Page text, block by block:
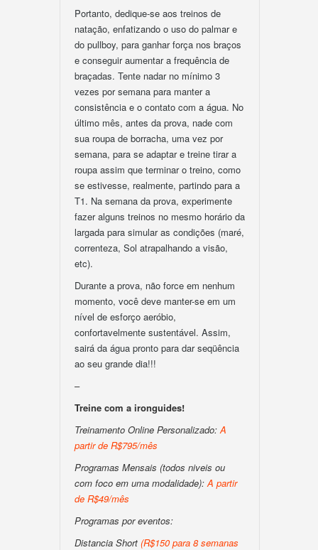
Portanto, dedique-se aos treinos de
natação, enfatizando o uso do palmar e
do pullboy, para ganhar força nos braços
e conseguir aumentar a frequência de
braçadas. Tente nadar no mínimo 3
vezes por semana para manter a
consistência e o contato com a água. No
último mês, antes da prova, nade com
sua roupa de borracha, uma vez por
semana, para se adaptar e treine tirar a
roupa assim que terminar o treino, como
se estivesse, realmente, partindo para a
T1. Na semana da prova, experimente
fazer alguns treinos no mesmo horário da
largada para simular as condições (maré,
correnteza, Sol atrapalhando a visão,
etc).
Durante a prova, não force em nenhum
momento, você deve manter-se em um
nível de esforço aeróbio,
confortavelmente sustentável. Assim,
sairá da água pronto para dar seqüência
ao seu grande dia!!!
–
Treine com a ironguides!
Treinamento Online Personalizado: A
partir de R$795/mês
Programas Mensais (todos niveis ou
com foco em uma modalidade): A partir
de R$49/mês
Programas por eventos:
Distancia Short (R$150 para 8 semanas